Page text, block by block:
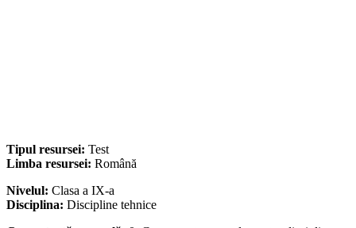
Tipul resursei: Test
Limba resursei: Română
Nivelul: Clasa a IX-a
Disciplina: Discipline tehnice